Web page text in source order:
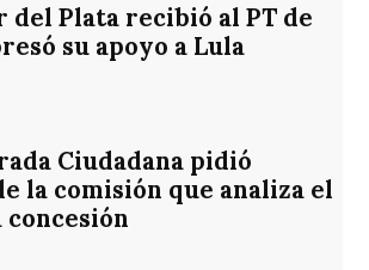
del Plata recibió al PT de
su apoyo a Lula
Ciudadana pidió
la comisión que analiza el